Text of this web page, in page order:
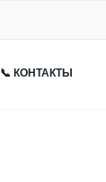
📞 КОНТАКТЫ